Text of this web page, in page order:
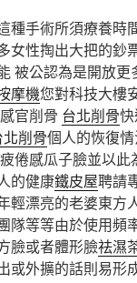
種手術所須療養時
女性掏出大把的鈔
被公認為是開放
摩機您對科技大樓
官削骨 台北削骨
北削骨個人的恢復
倦感瓜子臉並以此
的健康鐵皮屋聘請
輕漂亮的老婆東方
隊等等由於使用頻
臉或者體形臉祛濕
或外擴的話則易形